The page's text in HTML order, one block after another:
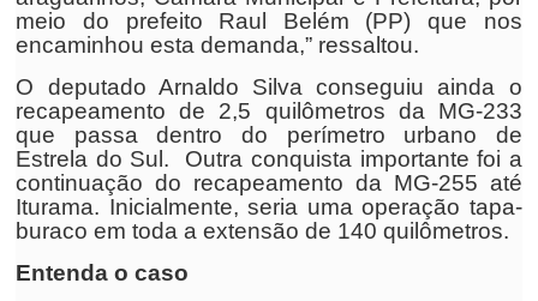
meio do prefeito Raul Belém (PP) que nos
encaminhou esta demanda,” ressaltou.
O deputado Arnaldo Silva conseguiu ainda o
recapeamento de 2,5 quilômetros da MG-233
que passa dentro do perímetro urbano de
Estrela do Sul. Outra conquista importante foi a
continuação do recapeamento da MG-255 até
Iturama. Inicialmente, seria uma operação tapa-
buraco em toda a extensão de 140 quilômetros.
Entenda o caso